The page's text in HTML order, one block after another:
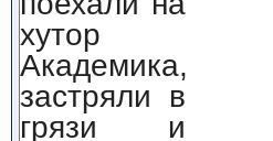
хутор
Академика,
застряли в
грязи и